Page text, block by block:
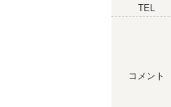
TEL
コメント